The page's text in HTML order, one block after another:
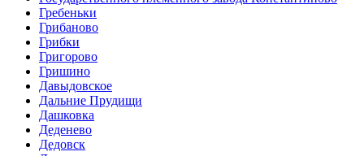
Гребеньки
Грибаново
Грибки
Григорово
Гришино
Давыдовское
Дальние Прудищи
Дашковка
Деденево
Дедовск